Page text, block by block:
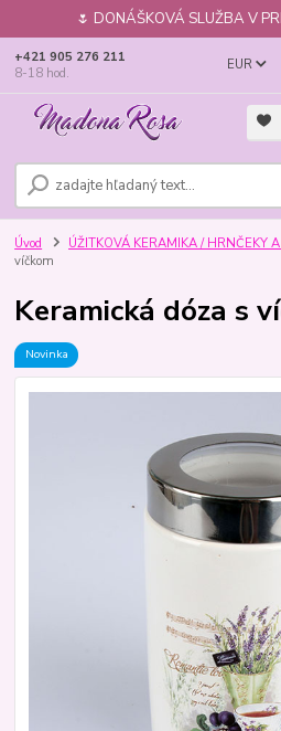
🌷 DONÁŠKOVÁ SLUŽBA V
EUR
+421 905 276 211
8-18 hod.
Úvod ÚŽITKOVÁ KERAMIKA / HRNČEKY
víčkom
Keramická dóza s
Novinka